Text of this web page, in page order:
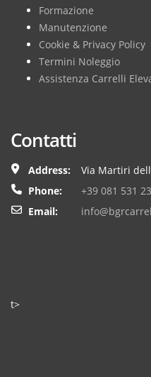
Formazione
Manutenzione
Cookie & Privacy Policy
Termini Noleggio
Assistenza Carrelli
Contatti
Address:
Via Martiri
Phone:
+39 081 531
Email:
t>